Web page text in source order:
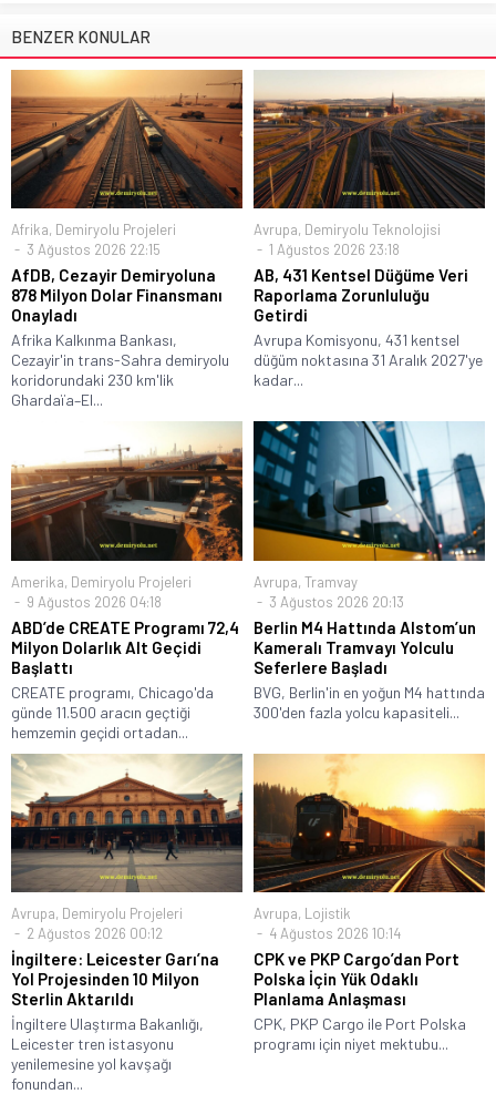
BENZER KONULAR
Afrika, Demiryolu Projeleri
3 Ağustos 2026 22:15
AfDB, Cezayir Demiryoluna
878 Milyon Dolar Finansmanı
Onayladı
Afrika Kalkınma Bankası,
Cezayir'in trans-Sahra demiryolu
koridorundaki 230 km'lik
Ghardaïa–El...
Avrupa, Demiryolu Teknolojisi
1 Ağustos 2026 23:18
AB, 431 Kentsel Düğüme Veri
Raporlama Zorunluluğu
Getirdi
Avrupa Komisyonu, 431 kentsel
düğüm noktasına 31 Aralık 2027'ye
kadar...
Amerika, Demiryolu Projeleri
9 Ağustos 2026 04:18
ABD’de CREATE Programı 72,4
Milyon Dolarlık Alt Geçidi
Başlattı
CREATE programı, Chicago'da
günde 11.500 aracın geçtiği
hemzemin geçidi ortadan...
Avrupa, Tramvay
3 Ağustos 2026 20:13
Berlin M4 Hattında Alstom’un
Kameralı Tramvayı Yolculu
Seferlere Başladı
BVG, Berlin'in en yoğun M4 hattında
300'den fazla yolcu kapasiteli...
Avrupa, Demiryolu Projeleri
2 Ağustos 2026 00:12
İngiltere: Leicester Garı’na
Yol Projesinden 10 Milyon
Sterlin Aktarıldı
İngiltere Ulaştırma Bakanlığı,
Leicester tren istasyonu
yenilemesine yol kavşağı
fonundan...
Avrupa, Lojistik
4 Ağustos 2026 10:14
CPK ve PKP Cargo’dan Port
Polska İçin Yük Odaklı
Planlama Anlaşması
CPK, PKP Cargo ile Port Polska
programı için niyet mektubu...